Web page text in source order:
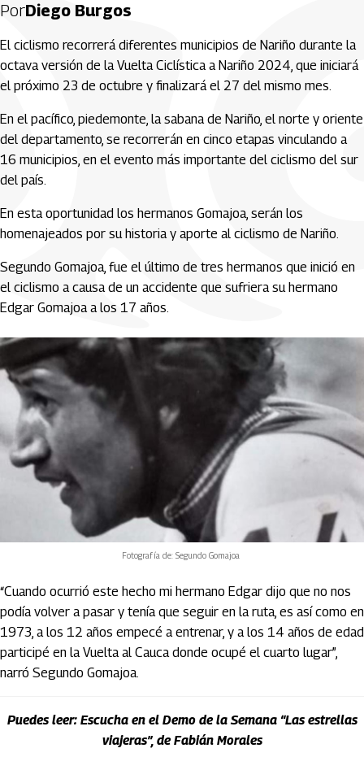
PorDiego Burgos
El ciclismo recorrerá diferentes municipios de Nariño durante la
octava versión de la Vuelta Ciclística a Nariño 2024, que iniciará
el próximo 23 de octubre y finalizará el 27 del mismo mes.
En el pacífico, piedemonte, la sabana de Nariño, el norte y oriente
del departamento, se recorrerán en cinco etapas vinculando a
16 municipios, en el evento más importante del ciclismo del sur
del país.
En esta oportunidad los hermanos Gomajoa, serán los
homenajeados por su historia y aporte al ciclismo de Nariño.
Segundo Gomajoa, fue el último de tres hermanos que inició en
el ciclismo a causa de un accidente que sufriera su hermano
Edgar Gomajoa a los 17 años.
Fotografía de: Segundo Gomajoa
“Cuando ocurrió este hecho mi hermano Edgar dijo que no nos
podía volver a pasar y tenía que seguir en la ruta, es así como en
1973, a los 12 años empecé a entrenar, y a los 14 años de edad
participé en la Vuelta al Cauca donde ocupé el cuarto lugar”,
narró Segundo Gomajoa.
Puedes leer: Escucha en el Demo de la Semana “Las estrellas
viajeras”, de Fabián Morales